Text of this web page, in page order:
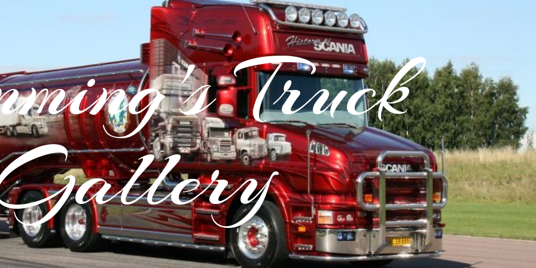
Truck